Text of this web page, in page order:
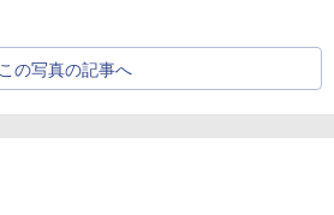
この写真の記事へ